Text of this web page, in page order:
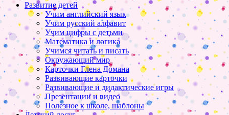
Развитие детей
Учим английский язык
Учим русский алфавит
Учим цифры с детьми
Математика и логика
Учимся читать и писать
Окружающий мир
Карточки Глена Домана
Развивающие карточки
Развивающие и дидактические игры
Презентации и видео
Полезное к школе, шаблоны